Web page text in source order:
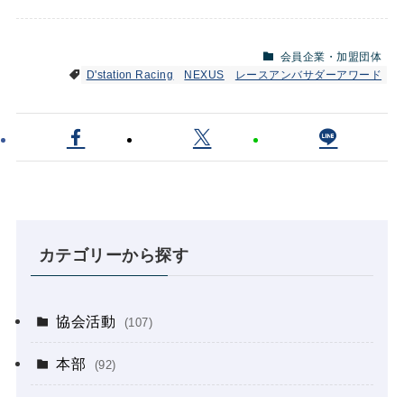
会員企業・加盟団体
D'station Racing
NEXUS レースアンバサダーアワード
カテゴリーから探す
協会活動 (107)
本部 (92)